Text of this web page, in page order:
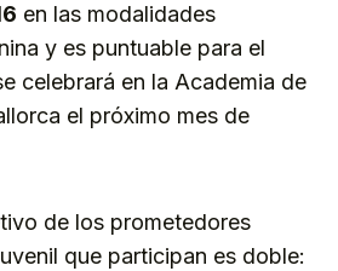
en las modalidades
y es puntuable para el
celebrará en la Academia de
el próximo mes de
de los prometedores
que participan es doble: